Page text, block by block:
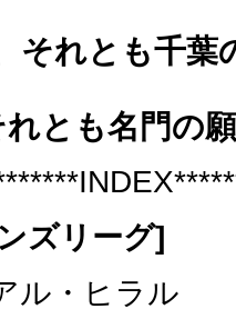
それとも千葉
とも名門の
ズリーグ]
ル・ヒラル